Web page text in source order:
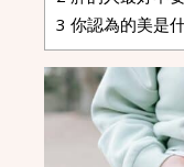
3 你認為的美是